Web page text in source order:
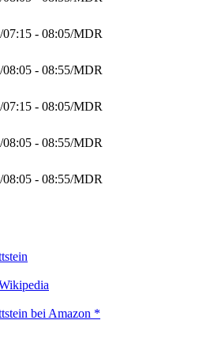
/07:15 - 08:05/MDR
/08:05 - 08:55/MDR
/07:15 - 08:05/MDR
/08:05 - 08:55/MDR
/08:05 - 08:55/MDR
bei Amazon *